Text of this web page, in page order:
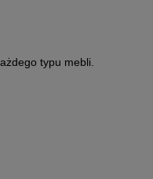
typu mebli.